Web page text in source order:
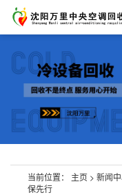
当前位置： 主页 > 新闻
保先行